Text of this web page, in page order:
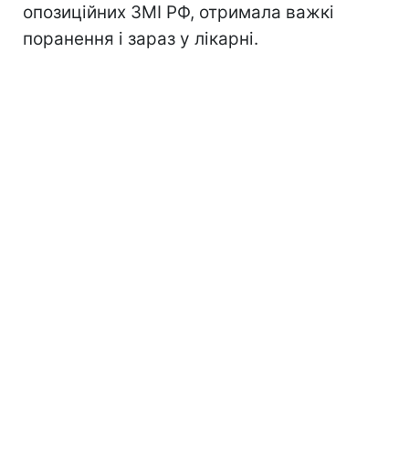
опозиційних ЗМІ РФ, отримала важкі
поранення і зараз у лікарні.